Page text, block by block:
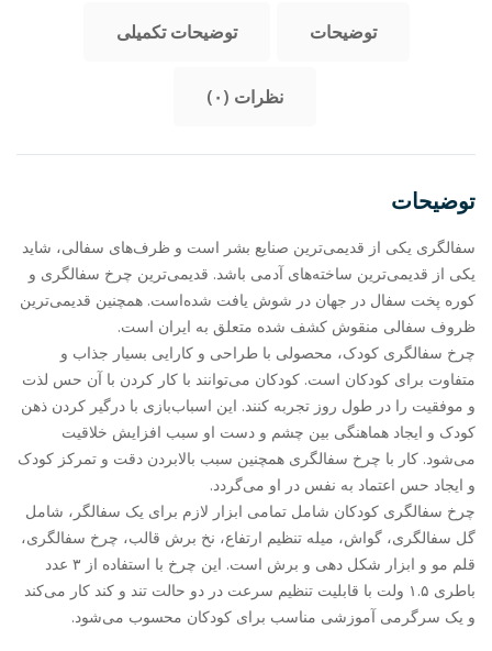
توضیحات توضیحات تکمیلی
نظرات (۰)
توضیحات
سفالگری یکی از قدیمی‌ترین صنایع بشر است و ظرف‌های سفالی، شاید
یکی از قدیمی‌ترین ساخته‌های آدمی باشد. قدیمی‌ترین چرخ سفالگری و
کوره پخت سفال در جهان در شوش یافت شده‌است. همچنین قدیمی‌ترین
ظروف سفالی منقوش کشف شده متعلق به ایران است.
چرخ سفالگری کودک، محصولی با طراحی و کارایی بسیار جذاب و
متفاوت برای کودکان است. کودکان می‌توانند با کار کردن با آن حس لذت
و موفقیت را در طول روز تجربه کنند. این اسباب‌بازی با درگیر کردن ذهن
کودک و ایجاد هماهنگی بین چشم و دست او سبب افزایش خلاقیت
می‌شود. کار با چرخ سفالگری همچنین سبب بالابردن دقت و تمرکز کودک
و ایجاد حس اعتماد به نفس در او می‌گردد.
چرخ سفالگری کودکان شامل تمامی ابزار لازم برای یک سفالگر، شامل
گل سفالگری، گواش، میله تنظیم ارتفاع، نخ برش قالب، چرخ سفالگری،
قلم مو و ابزار شکل دهی و برش است. این چرخ با استفاده از ۳ عدد
باطری ۱.۵ ولت با قابلیت تنظیم سرعت در دو حالت تند و کند کار می‌کند
و یک سرگرمی آموزشی مناسب برای کودکان محسوب می‌شود.